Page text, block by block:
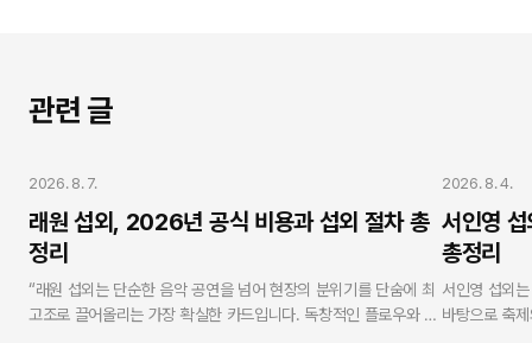
관련 글
2026. 8. 7.
래원 섭외, 2026년 공식 비용과 섭외 절차 총
정리
“래원 섭외는 단순한 음악 공연을 넘어 현장의 분위기를 단숨에 최
고조로 끌어올리는 가장 확실한 카드입니다. 독창적인 플로우와 독
2026. 8. 4.
서인영
총정리
서인영 섭외
바탕으로 축